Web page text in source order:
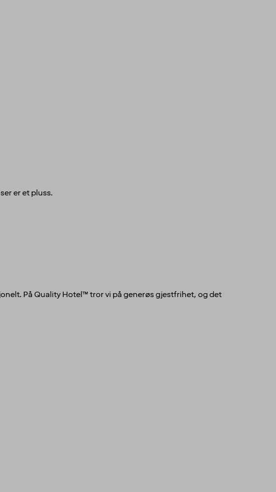
er et pluss.
På Quality Hotel™ tror vi på generøs gjestfrihet, og det